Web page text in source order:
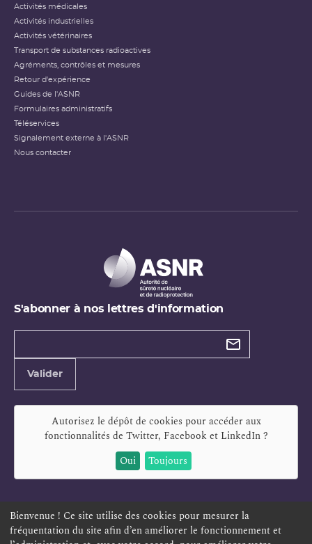
Activités médicales
Activités industrielles
Activités vétérinaires
Transport de substances radioactives
Agréments, contrôles et mesures
Retour d'expérience
Guides de l'ASNR
Formulaires administratifs
Téléservices
Signalement externe à l'ASNR
Nous contacter
S'abonner à nos lettres d'information
Types de
Valider
Autorisez le dépôt de cookies pour accéder aux
fonctionnalités de Twitter, Facebook et LinkedIn?
Oui
Toujours
ESPACE PERSONNEL OFFRES D'EMPLOI SIGNALEMENT
Bienvenue ! Ce site utilise des cookies pour mesurer la
fréquentation du site afin d’en améliorer le fonctionnement et